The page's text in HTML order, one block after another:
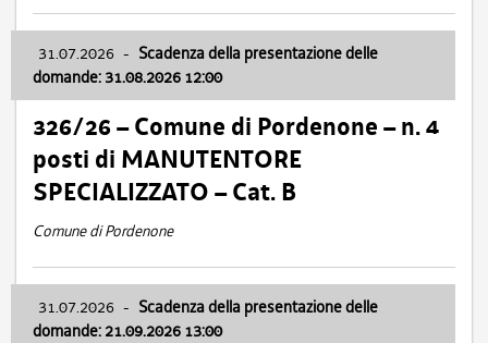
31.07.2026 - Scadenza della presentazione delle
domande: 31.08.2026 12:00
326/26 – Comune di Pordenone – n. 4
posti di MANUTENTORE
SPECIALIZZATO – Cat. B
Comune di Pordenone
31.07.2026 - Scadenza della presentazione delle
domande: 21.09.2026 13:00